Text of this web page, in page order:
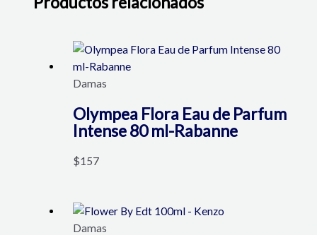
Damas
Olympea Flora Eau de Parfum
Intense 80 ml-Rabanne
$157
Damas